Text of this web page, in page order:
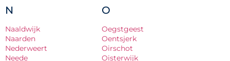
N
Naaldwijk
Naarden
Nederweert
Neede
O
Oegstgeest
Oentsjerk
Oirschot
Oisterwijk